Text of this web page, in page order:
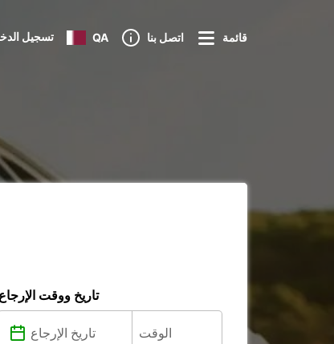
تسجيل QA اتصل بنا قائمة
تاريخ ووقت الإرجاع